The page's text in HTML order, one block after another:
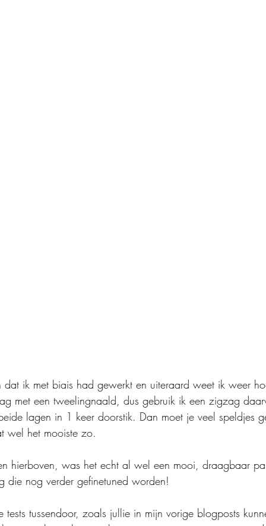
dat ik met biais had gewerkt en uiteraard weet ik weer
met een tweelingnaald, dus gebruik ik een zigzag
lagen in 1 keer doorstik. Dan moet je veel speldjes
wel het mooiste zo.
hierboven, was het echt al wel een mooi, draagbaar
die nog verder gefinetuned worden!
tests tussendoor, zoals jullie in mijn vorige blogposts